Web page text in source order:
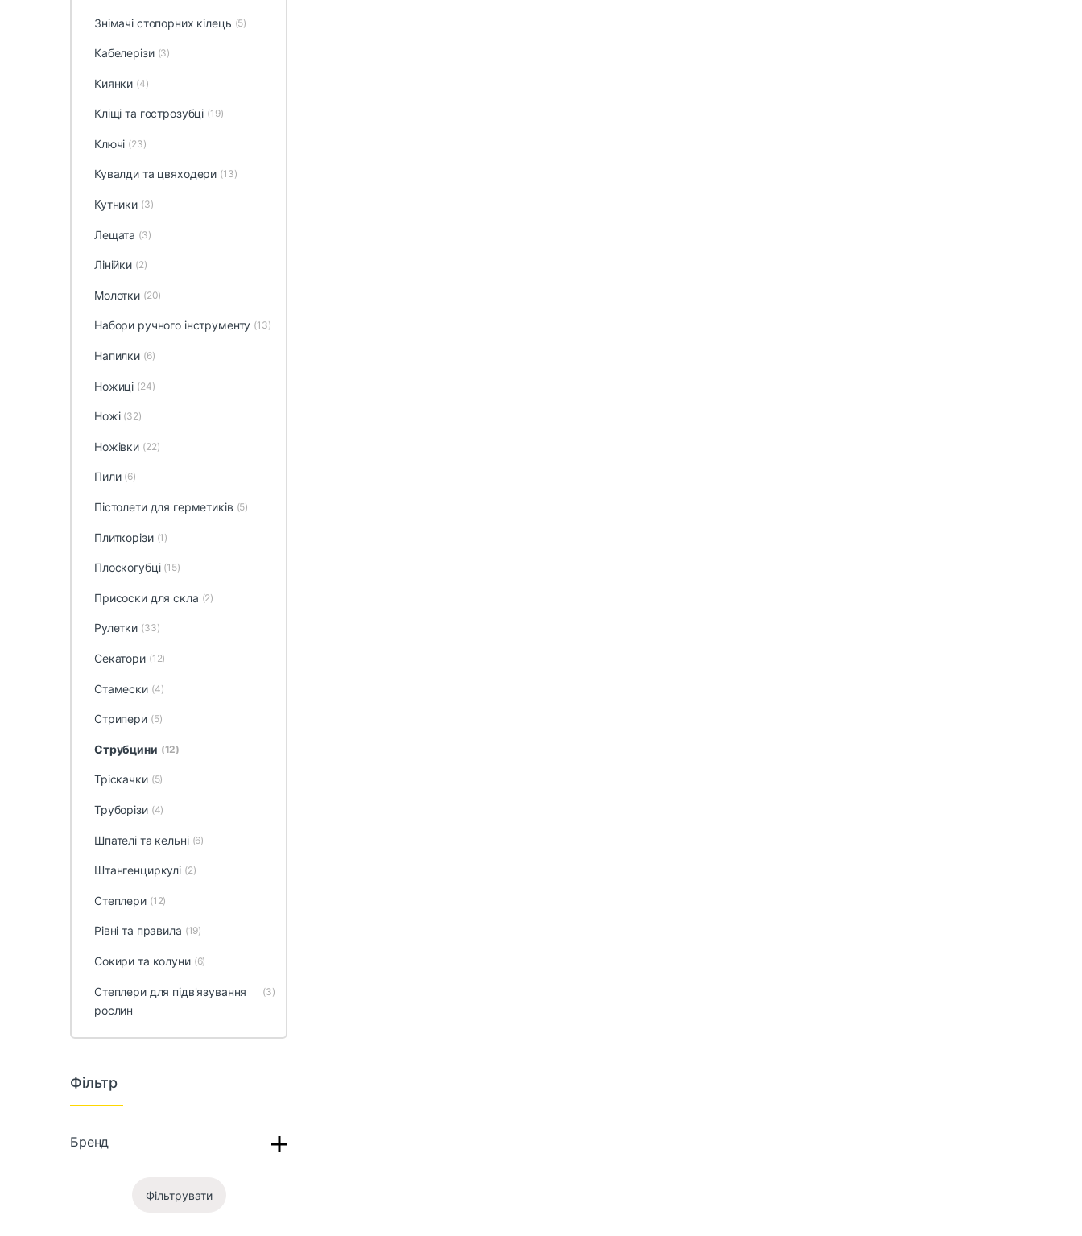
Знімачі стопорних кілець (5)
Кабелерізи (3)
Киянки (4)
Кліщі та гострозубці (19)
Ключі (23)
Кувалди та цвяходери (13)
Кутники (3)
Лещата (3)
Лінійки (2)
Молотки (20)
Набори ручного інструменту (13)
Напилки (6)
Ножиці (24)
Ножі (32)
Ножівки (22)
Пили (6)
Пістолети для герметиків (5)
Плиткорізи (1)
Плоскогубці (15)
Присоски для скла (2)
Рулетки (33)
Секатори (12)
Стамески (4)
Стрипери (5)
Струбцини (12)
Тріскачки (5)
Труборізи (4)
Шпателі та кельні (6)
Штангенциркулі (2)
Степлери (12)
Рівні та правила (19)
Сокири та колуни (6)
Степлери для підв'язування
рослин
(3)
Фільтр
Бренд
Фільтрувати